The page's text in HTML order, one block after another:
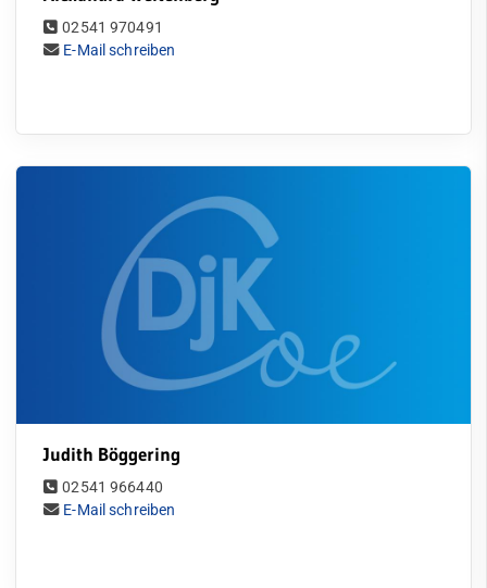
02541 970491
E-Mail schreiben
Judith Böggering
02541 966440
E-Mail schreiben